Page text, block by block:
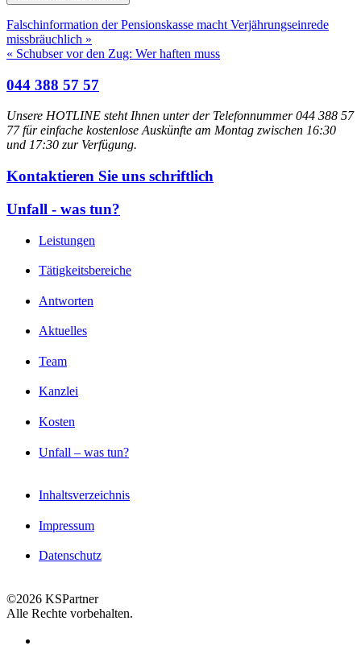
Falschinformation der Pensionskasse macht Verjährungseinrede
missbräuchlich »
« Schubser vor den Zug: Wer haften muss
044 388 57 57
Unsere HOTLINE steht Ihnen unter der Telefonnummer 044 388 57
77 für einfache kostenlose Auskünfte am Montag zwischen 16:30
und 17:30 zur Verfügung.
Kontaktieren Sie uns schriftlich
Unfall - was tun?
Leistungen
Tätigkeitsbereiche
Antworten
Aktuelles
Team
Kanzlei
Kosten
Unfall – was tun?
Inhaltsverzeichnis
Impressum
Datenschutz
©2026 KSPartner
Alle Rechte vorbehalten.